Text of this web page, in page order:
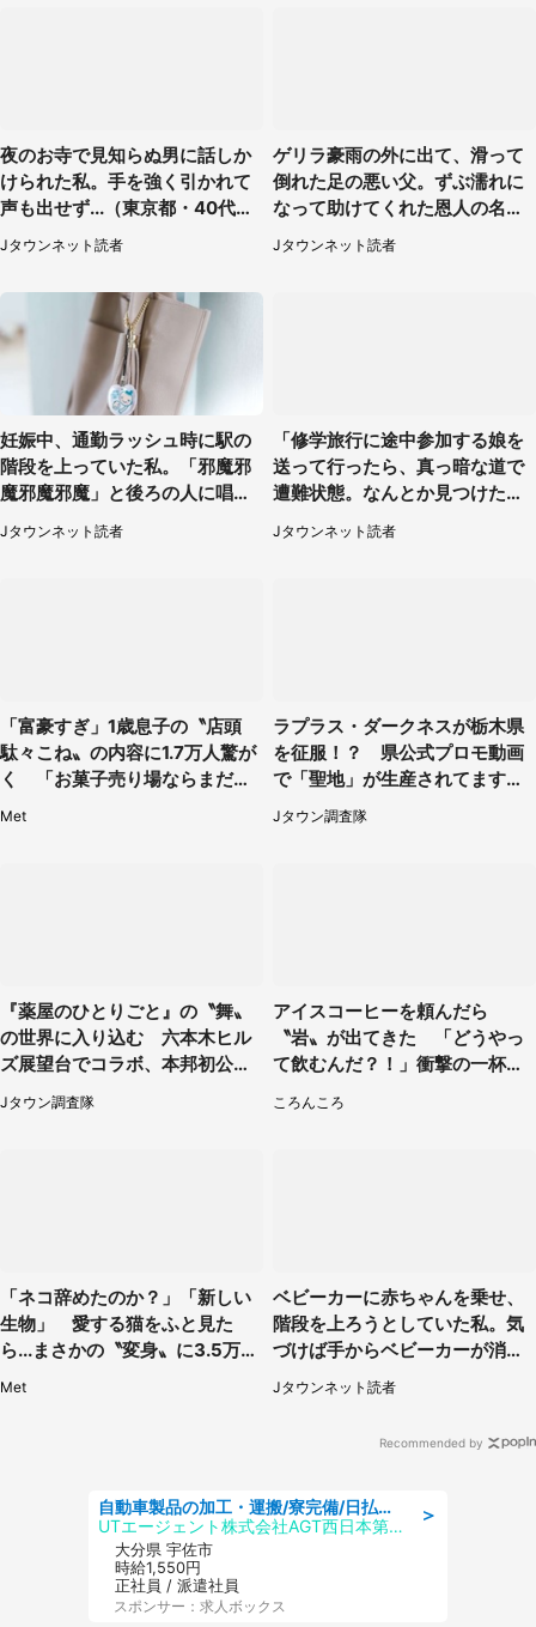
夜のお寺で見知らぬ男に話しか
けられた私。手を強く引かれて
声も出せず...（東京都・40代女
Jタウンネット読者
ゲリラ豪雨の外に出て、滑って
倒れた足の悪い父。ずぶ濡れに
なって助けてくれた恩人の名前
Jタウンネット読者
妊娠中、通勤ラッシュ時に駅の
階段を上っていた私。「邪魔邪
魔邪魔邪魔」と後ろの人に唱え
られて（神奈川県・30代女性）
Jタウンネット読者
「修学旅行に途中参加する娘を
送って行ったら、真っ暗な道で
遭難状態。なんとか見つけた民
家に助けを求めると、住人の男
性が...」
Jタウンネット読者
「富豪すぎ」1歳息子の〝店頭
駄々こね〟の内容に1.7万人驚が
く 「お菓子売り場ならまだし
Met
ラプラス・ダークネスが栃木県
を征服！？ 県公式プロモ動画
で「聖地」が生産されてます【7
／31～1／31】
Jタウン調査隊
『薬屋のひとりごと』の〝舞〟
の世界に入り込む 六本木ヒル
ズ展望台でコラボ、本邦初公開
の「猫猫像」も【8／1～10／2
6】
Jタウン調査隊
アイスコーヒーを頼んだら
〝岩〟が出てきた 「どうやっ
て飲むんだ？！」衝撃の一杯が
ころんころ
「ネコ辞めたのか？」「新しい
生物」 愛する猫をふと見た
ら...まさかの〝変身〟に3.5万人
Met
ベビーカーに赤ちゃんを乗せ、
階段を上ろうとしていた私。気
づけば手からベビーカーが消え
ていて（神奈川県・60代女性）
Jタウンネット読者
Recommended by
＞
自動車製品の加工・運搬/寮完備/日払い/工場・製造
UTエージェント株式会社AGT西日本第二CU
大分県 宇佐市
時給1,550円
正社員 / 派遣社員
スポンサー：求人ボックス